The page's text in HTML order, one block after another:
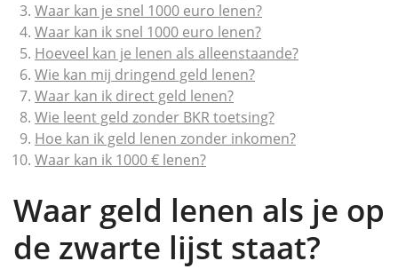
Waar kan je snel 1000 euro lenen?
Waar kan ik snel 1000 euro lenen?
Hoeveel kan je lenen als alleenstaande?
Wie kan mij dringend geld lenen?
Waar kan ik direct geld lenen?
Wie leent geld zonder BKR toetsing?
Hoe kan ik geld lenen zonder inkomen?
Waar kan ik 1000 € lenen?
Waar geld lenen als je op
de zwarte lijst staat?